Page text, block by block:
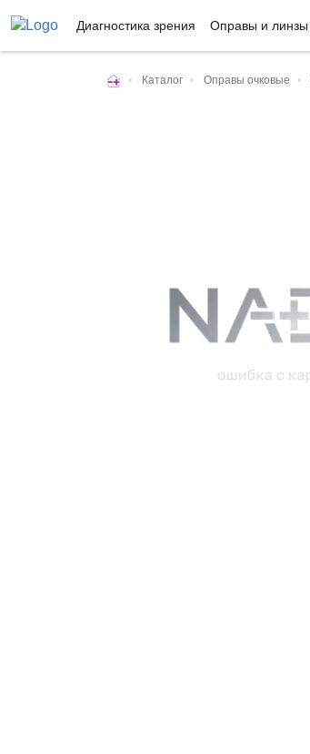
Диагностика зрения Оправы и линзы
• Каталог • Оправы очковые •